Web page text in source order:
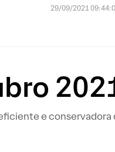
29/09/2021
e conservadora